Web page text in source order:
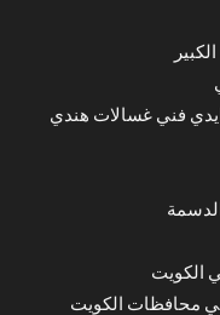
فني غسالات هندي
الكويت
محافظات الكويت